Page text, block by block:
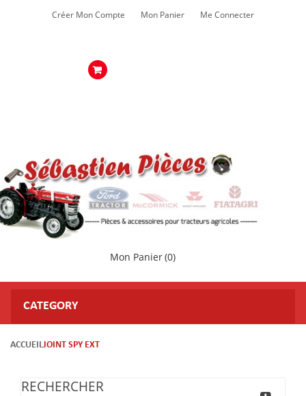
Créer Mon Compte Mon Panier Me Connecter
Mon Panier(0)
CATEGORY
ACCUEILJOINT SPY EXT
RECHERCHER